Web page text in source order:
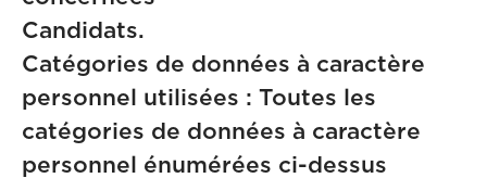
Candidats.
Catégories de données à caractère
personnel utilisées : Toutes les
catégories de données à caractère
personnel énumérées ci-dessus